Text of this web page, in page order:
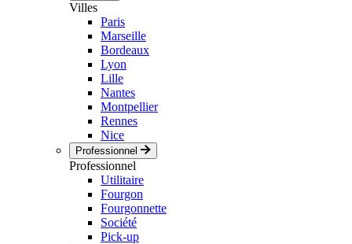
Villes
Paris
Marseille
Bordeaux
Lyon
Lille
Nantes
Montpellier
Rennes
Nice
Professionnel
Professionnel
Utilitaire
Fourgon
Fourgonnette
Société
Pick-up